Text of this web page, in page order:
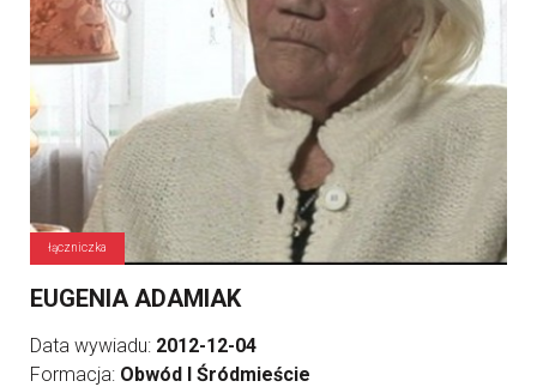
łączniczka
EUGENIA ADAMIAK
Data wywiadu: 2012-12-04
Formacja: Obwód I Śródmieście